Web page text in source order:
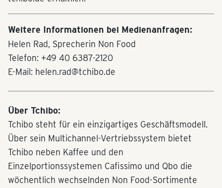
Weitere Informationen bei Medienanfragen:
Helen Rad, Sprecherin Non Food
Telefon: +49 40 6387-2120
E-Mail: helen.rad@tchibo.de
Über Tchibo:
Tchibo steht für ein einzigartiges Geschäftsmodell.
Über sein Multichannel-Vertriebssystem bietet
Tchibo neben Kaffee und den
Einzelportionssystemen Cafissimo und Qbo die
wöchentlich wechselnden Non Food-Sortimente